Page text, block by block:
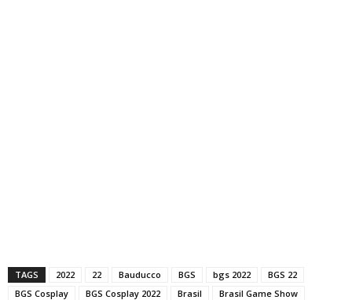
TAGS 2022 22 Bauducco BGS bgs 2022
BGS 22
BGS Cosplay
BGS Cosplay 2022 Brasil
Brasil Game Show